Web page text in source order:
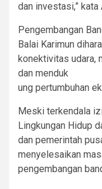
dan investasi,” kata
Pengembangan
Balai Karimun
konektivitas udara,
dan menduk
ung pertumbuhan
Meski terkendala
Lingkungan Hidup
dan pemerintah
menyelesaikan
pengembangan